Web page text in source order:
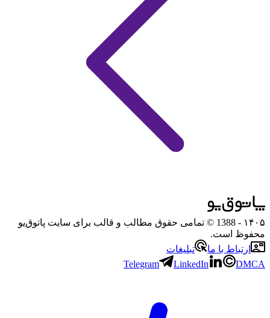
۱۴۰۵
- 1388 © تمامی حقوق مطالب و قالب برای سایت پاتوق‌یو
محفوظ است.
ارتباط با ما
تبلیغات
Telegram
LinkedIn DMCA